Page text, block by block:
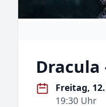
Dracula
Freitag,
19:30 Uhr